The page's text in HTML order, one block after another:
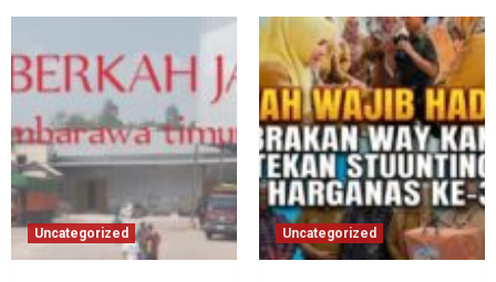
Uncategorized Uncategorized